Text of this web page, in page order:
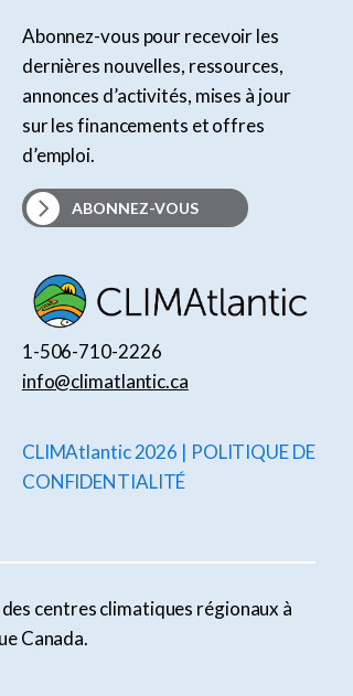
Abonnez-vous pour recevoir les
dernières nouvelles, ressources,
annonces d’activités, mises à jour
sur les financements et offres
d’emploi.
ABONNEZ-VOUS
1-506-710-2226
info@climatlantic.ca
CLIMAtlantic 2026 | POLITIQUE DE
CONFIDENTIALITÉ
centres climatiques régionaux à
Canada.